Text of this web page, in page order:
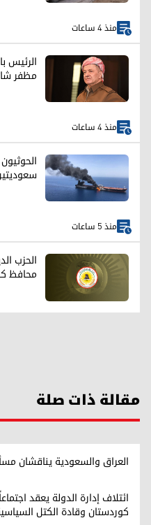
منذ 4 ساعات
الرئيس
مظفر
منذ 4 ساعات
منذ 5 ساعات
الحزب
محافظ
مقالة ذات صلة
العراق والسعودية يناقشان
ائتلاف إدارة الدولة يعقد
كوردستان وقادة الكتل